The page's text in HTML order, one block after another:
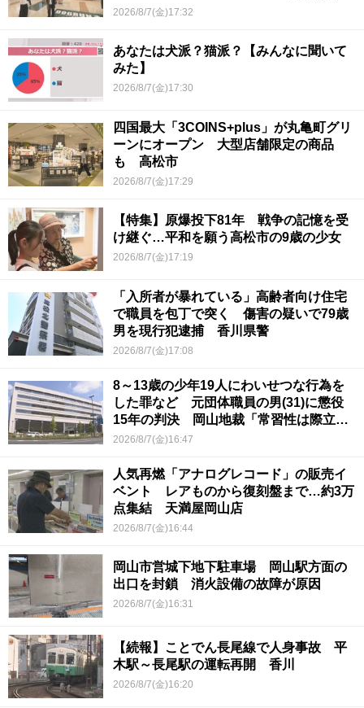
香川県初
2026/8/7(金)17:32
あなたは犬派？猫派？【みんなに聞いて
みた】
2026/8/7(金)17:30
四国最大「3COINS+plus」が丸亀町グリ
ーンにオープン 大型店舗限定の商品
も 高松市
2026/8/7(金)17:29
【特集】原爆投下81年 戦争の記憶を受
け継ぐ…平和を願う高松市の9歳の少女
2026/8/7(金)17:19
「入所者が暴れている」高齢者向け住宅
で職員を包丁で突く 傷害の疑いで79歳
男を現行犯逮捕 香川県警
2026/8/7(金)17:08
8～13歳の少年19人にわいせつな行為を
した罪など 元団体職員の男(31)に懲役
15年の判決 岡山地裁「常習性は際立っ
ていて被害結果も非常に重い」
2026/8/7(金)16:47
人気再燃「アナログレコード」の販売イ
ベント レアものから復刻盤まで…約3万
点集結 天満屋岡山店
2026/8/7(金)16:44
岡山市営城下地下駐車場 岡山駅方面の
出口を封鎖 消火設備の故障が原因
2026/8/7(金)16:31
【続報】ことでん長尾線で人身事故 平
木駅～長尾駅の運転再開 香川
2026/8/7(金)16:20